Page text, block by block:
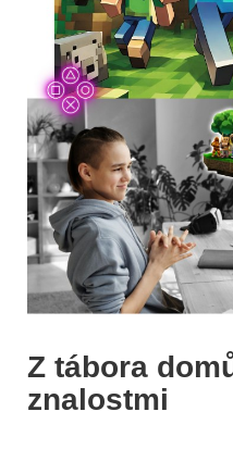
Z tábora
znalostmi